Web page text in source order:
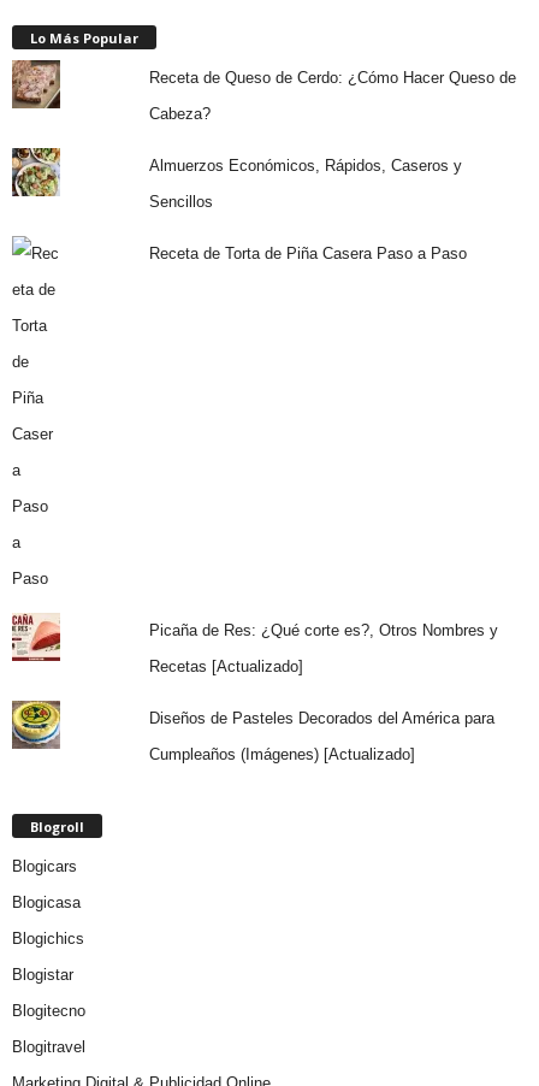
Lo Más Popular
Receta de Queso de Cerdo: ¿Cómo Hacer Queso de
Cabeza?
Almuerzos Económicos, Rápidos, Caseros y
Sencillos
Receta de Torta de Piña Casera Paso a Paso
Picaña de Res: ¿Qué corte es?, Otros Nombres y
Recetas [Actualizado]
Diseños de Pasteles Decorados del América para
Cumpleaños (Imágenes) [Actualizado]
Blogroll
Blogicars
Blogicasa
Blogichics
Blogistar
Blogitecno
Blogitravel